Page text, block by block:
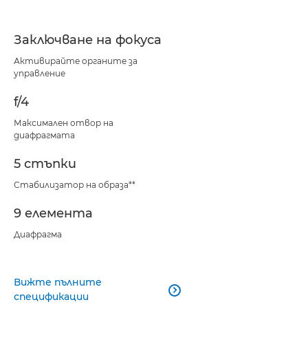
Заключване на фокуса
Активирайте органите за
управление
f/4
Максимален отвор на
диафрагмата
5 стъпки
Стабилизатор на образа**
9 елемента
Диафрагма
Вижте пълните
спецификации
